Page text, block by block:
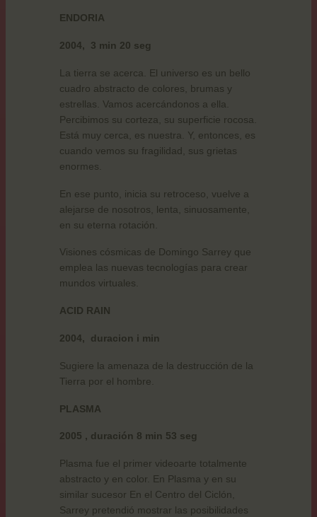
ENDORIA
2004, 3 min 20 seg
La tierra se acerca. El universo es un bello
cuadro abstracto de colores, brumas y
estrellas. Vamos acercándonos a ella.
Percibimos su corteza, su superficie rocosa.
Está muy cerca, es nuestra. Y, entonces, es
cuando vemos su fragilidad, sus grietas
enormes.
En ese punto, inicia su retroceso, vuelve a
alejarse de nosotros, lenta, sinuosamente,
en su eterna rotación.
Visiones cósmicas de Domingo Sarrey que
emplea las nuevas tecnologías para crear
mundos virtuales.
ACID RAIN
2004, duracion i min
Sugiere la amenaza de la destrucción de la
Tierra por el hombre.
PLASMA
2005 , duración 8 min 53 seg
Plasma fue el primer videoarte totalmente
abstracto y en color. En Plasma y en su
similar sucesor En el Centro del Ciclón,
Sarrey pretendió mostrar las posibilidades